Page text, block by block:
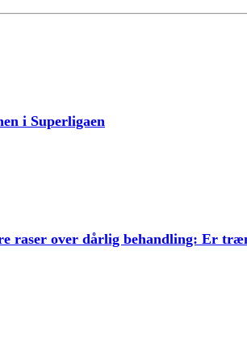
i Superligaen
raser over dårlig behandling: Er